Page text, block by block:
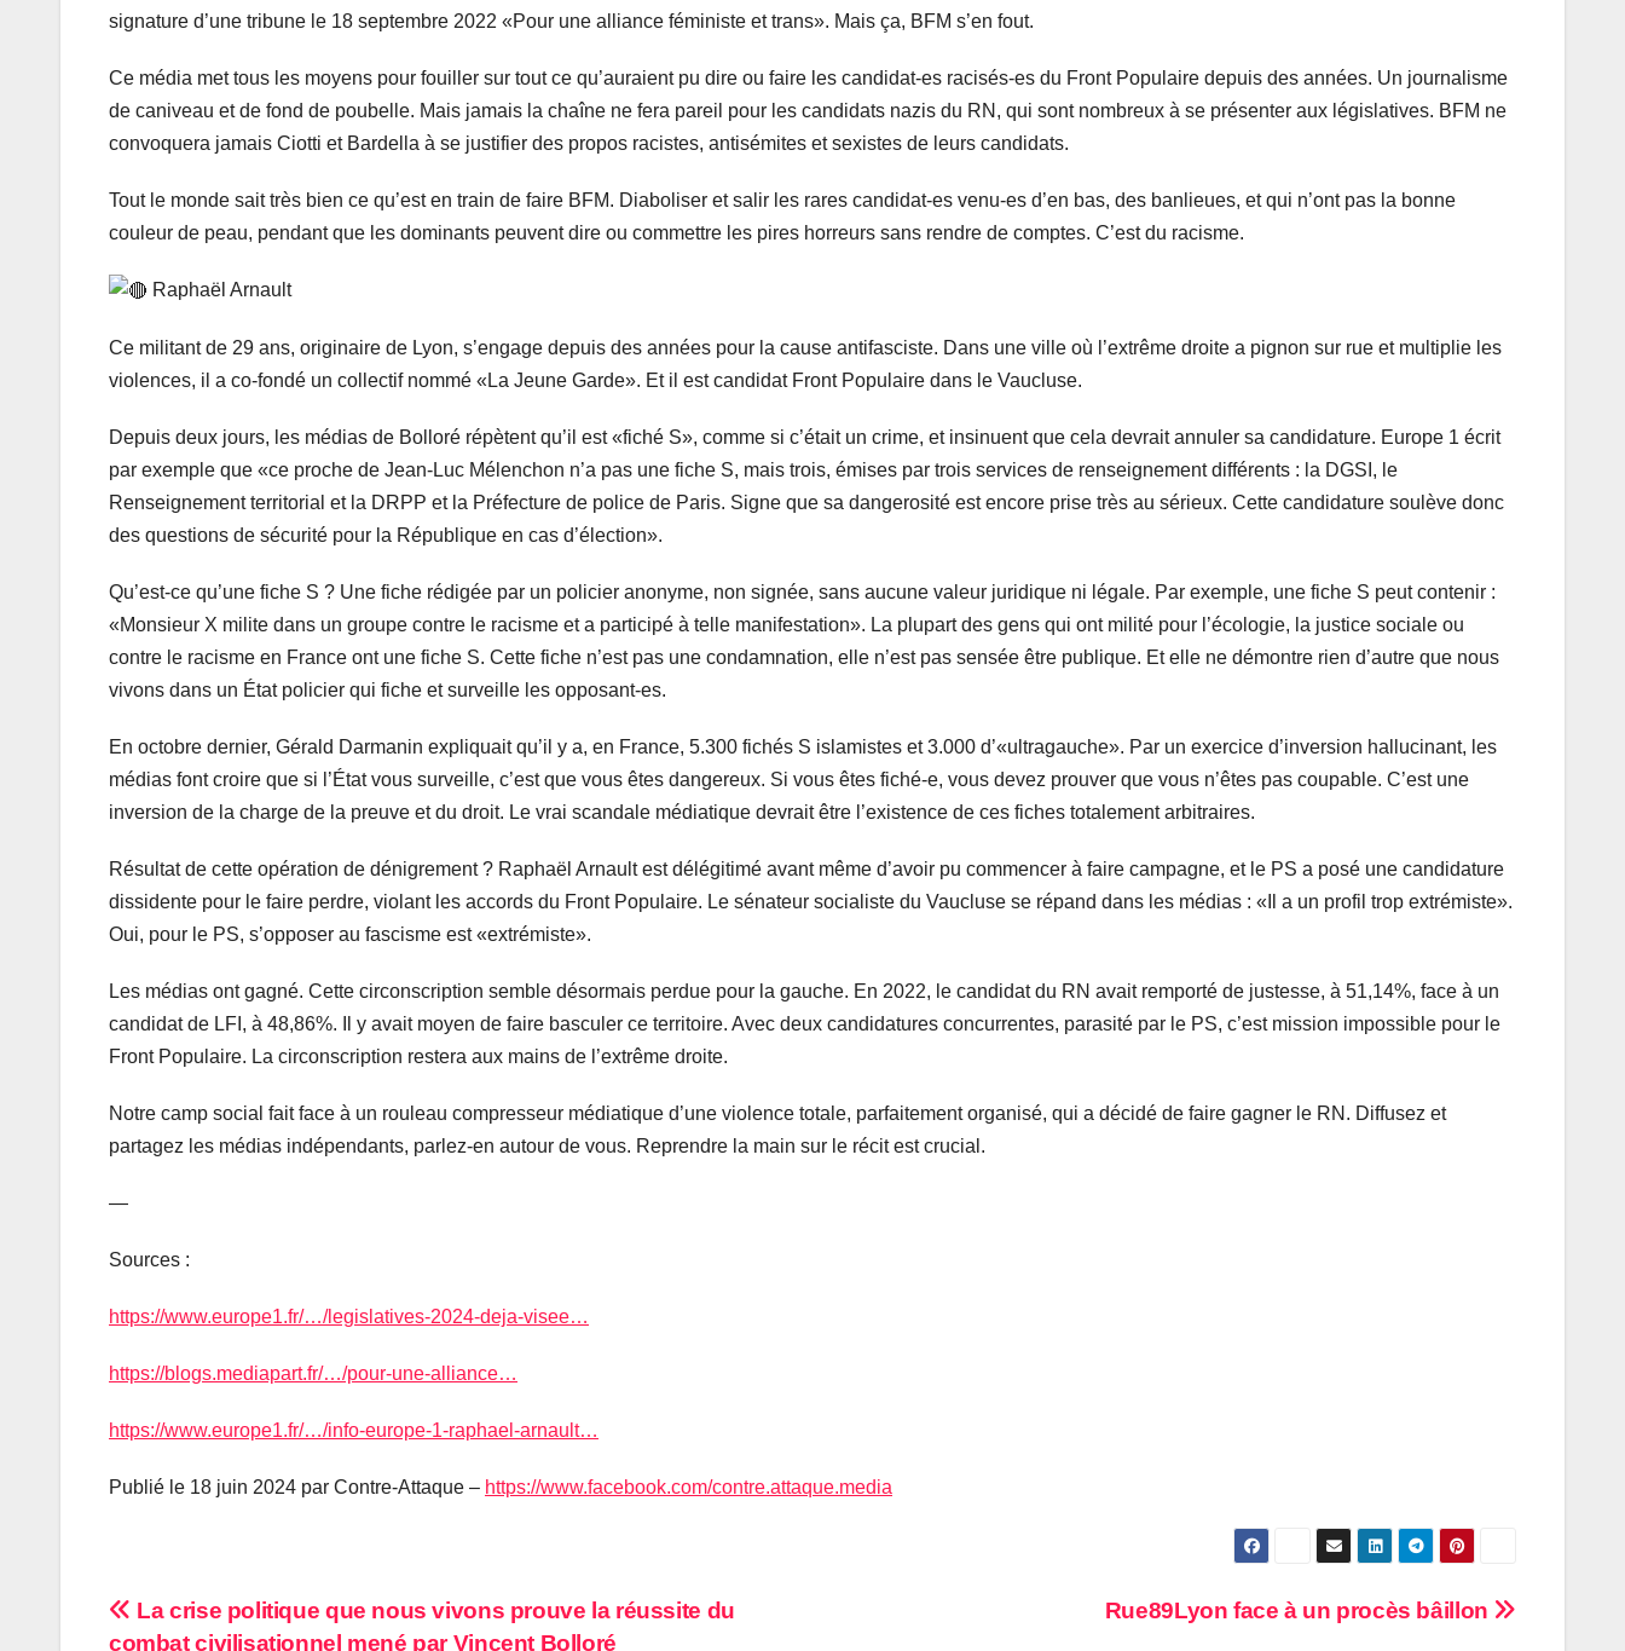
signature d’une tribune le 18 septembre 2022 «Pour une alliance féministe et trans». Mais ça, BFM s’en fout.
Ce média met tous les moyens pour fouiller sur tout ce qu’auraient pu dire ou faire les candidat-es racisés-es du Front Populaire depuis des années. Un journalisme
de caniveau et de fond de poubelle. Mais jamais la chaîne ne fera pareil pour les candidats nazis du RN, qui sont nombreux à se présenter aux législatives. BFM ne
convoquera jamais Ciotti et Bardella à se justifier des propos racistes, antisémites et sexistes de leurs candidats.
Tout le monde sait très bien ce qu’est en train de faire BFM. Diaboliser et salir les rares candidat-es venu-es d’en bas, des banlieues, et qui n’ont pas la bonne
couleur de peau, pendant que les dominants peuvent dire ou commettre les pires horreurs sans rendre de comptes. C’est du racisme.
Raphaël Arnault
Ce militant de 29 ans, originaire de Lyon, s’engage depuis des années pour la cause antifasciste. Dans une ville où l’extrême droite a pignon sur rue et multiplie les
violences, il a co-fondé un collectif nommé «La Jeune Garde». Et il est candidat Front Populaire dans le Vaucluse.
Depuis deux jours, les médias de Bolloré répètent qu’il est «fiché S», comme si c’était un crime, et insinuent que cela devrait annuler sa candidature. Europe 1 écrit
par exemple que «ce proche de Jean-Luc Mélenchon n’a pas une fiche S, mais trois, émises par trois services de renseignement différents : la DGSI, le
Renseignement territorial et la DRPP et la Préfecture de police de Paris. Signe que sa dangerosité est encore prise très au sérieux. Cette candidature soulève donc
des questions de sécurité pour la République en cas d’élection».
Qu’est-ce qu’une fiche S ? Une fiche rédigée par un policier anonyme, non signée, sans aucune valeur juridique ni légale. Par exemple, une fiche S peut contenir :
«Monsieur X milite dans un groupe contre le racisme et a participé à telle manifestation». La plupart des gens qui ont milité pour l’écologie, la justice sociale ou
contre le racisme en France ont une fiche S. Cette fiche n’est pas une condamnation, elle n’est pas sensée être publique. Et elle ne démontre rien d’autre que nous
vivons dans un État policier qui fiche et surveille les opposant-es.
En octobre dernier, Gérald Darmanin expliquait qu’il y a, en France, 5.300 fichés S islamistes et 3.000 d’«ultragauche». Par un exercice d’inversion hallucinant, les
médias font croire que si l’État vous surveille, c’est que vous êtes dangereux. Si vous êtes fiché-e, vous devez prouver que vous n’êtes pas coupable. C’est une
inversion de la charge de la preuve et du droit. Le vrai scandale médiatique devrait être l’existence de ces fiches totalement arbitraires.
Résultat de cette opération de dénigrement ? Raphaël Arnault est délégitimé avant même d’avoir pu commencer à faire campagne, et le PS a posé une candidature
dissidente pour le faire perdre, violant les accords du Front Populaire. Le sénateur socialiste du Vaucluse se répand dans les médias : «Il a un profil trop extrémiste».
Oui, pour le PS, s’opposer au fascisme est «extrémiste».
Les médias ont gagné. Cette circonscription semble désormais perdue pour la gauche. En 2022, le candidat du RN avait remporté de justesse, à 51,14%, face à un
candidat de LFI, à 48,86%. Il y avait moyen de faire basculer ce territoire. Avec deux candidatures concurrentes, parasité par le PS, c’est mission impossible pour le
Front Populaire. La circonscription restera aux mains de l’extrême droite.
Notre camp social fait face à un rouleau compresseur médiatique d’une violence totale, parfaitement organisé, qui a décidé de faire gagner le RN. Diffusez et
partagez les médias indépendants, parlez-en autour de vous. Reprendre la main sur le récit est crucial.
—
Sources :
https://www.europe1.fr/…/legislatives-2024-deja-visee…
https://blogs.mediapart.fr/…/pour-une-alliance…
https://www.europe1.fr/…/info-europe-1-raphael-arnault…
Publié le 18 juin 2024 par Contre-Attaque – https://www.facebook.com/contre.attaque.media
Navigation
Rue89Lyon face à un procès bâillon
La crise politique que nous vivons prouve la réussite du
combat civilisationnel mené par Vincent Bolloré